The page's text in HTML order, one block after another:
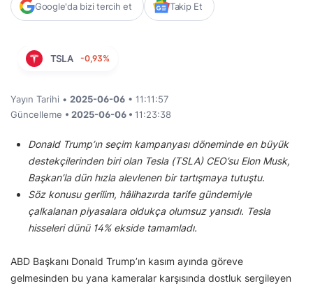
Google'da bizi tercih et Takip Et
TSLA -0,93%
Yayın Tarihi • 2025-06-06 • 11:11:57
Güncelleme • 2025-06-06 • 11:23:38
Donald Trump’ın seçim kampanyası döneminde en büyük
destekçilerinden biri olan Tesla (TSLA) CEO’su Elon Musk,
Başkan’la dün hızla alevlenen bir tartışmaya tutuştu.
Söz konusu gerilim, hâlihazırda tarife gündemiyle
çalkalanan piyasalara oldukça olumsuz yansıdı. Tesla
hisseleri dünü 14% ekside tamamladı.
ABD Başkanı Donald Trump’ın kasım ayında göreve
gelmesinden bu yana kameralar karşısında dostluk sergileyen